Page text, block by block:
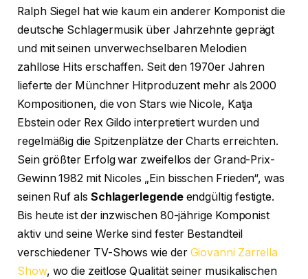
Ralph Siegel hat wie kaum ein anderer Komponist die
deutsche Schlagermusik über Jahrzehnte geprägt
und mit seinen unverwechselbaren Melodien
zahllose Hits erschaffen. Seit den 1970er Jahren
lieferte der Münchner Hitproduzent mehr als 2000
Kompositionen, die von Stars wie Nicole, Katja
Ebstein oder Rex Gildo interpretiert wurden und
regelmäßig die Spitzenplätze der Charts erreichten.
Sein größter Erfolg war zweifellos der Grand-Prix-
Gewinn 1982 mit Nicoles „Ein bisschen Frieden“, was
seinen Ruf als Schlagerlegendeendgültig festigte.
Bis heute ist der inzwischen 80-jährige Komponist
aktiv und seine Werke sind fester Bestandteil
verschiedener TV-Shows wie der Giovanni Zarrella
Show, wo die zeitlose Qualität seiner musikalischen